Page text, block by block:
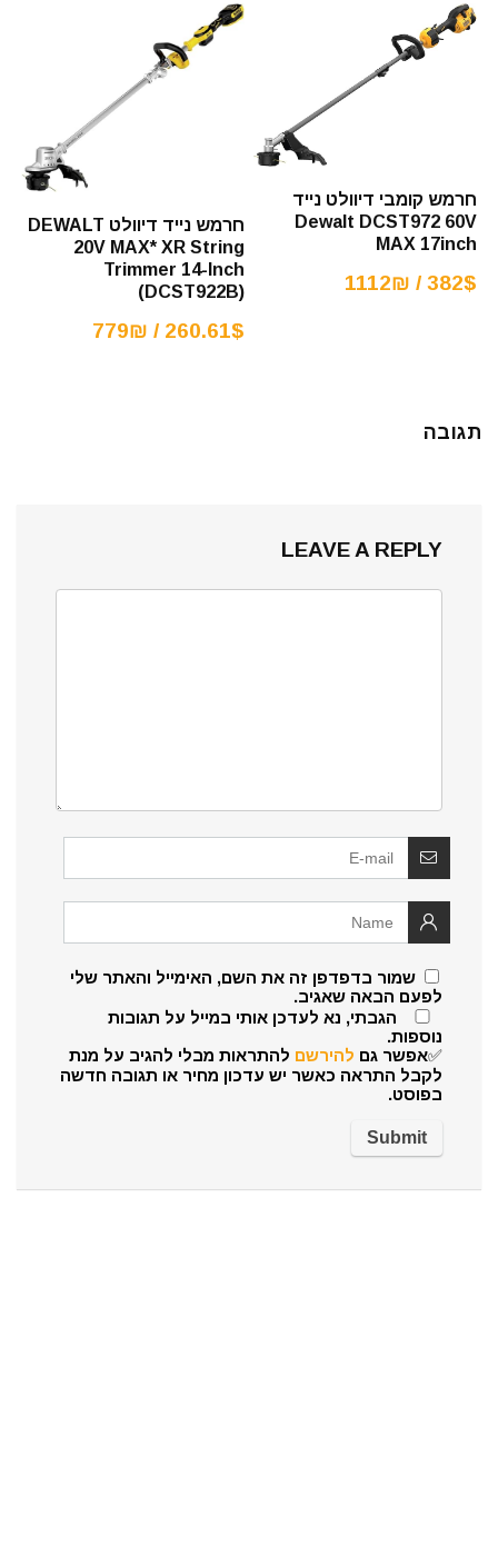
חרמש קומבי דיוולט נייד
Dewalt DCST972 60V
MAX 17inch
382$ / 1112₪
חרמש נייד דיוולט DEWALT
20V MAX* XR String
Trimmer 14-Inch
(DCST922B)
260.61$ / 779₪
תגובה
LEAVE A REPLY
שמור בדפדפן זה את השם, האימייל והאתר שלי
לפעם הבאה שאגיב.
הגבתי, נא לעדכן אותי במייל על תגובות
נוספות.
✅אפשר גם להירשם להתראות מבלי להגיב על מנת
לקבל התראה כאשר יש עדכון מחיר או תגובה חדשה
בפוסט.